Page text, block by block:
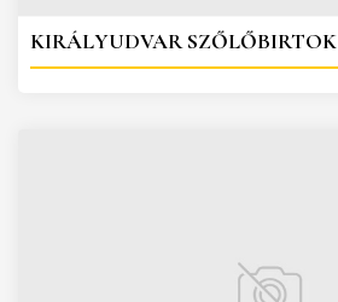
KIRÁLYUDVAR SZŐLŐBIRTOK